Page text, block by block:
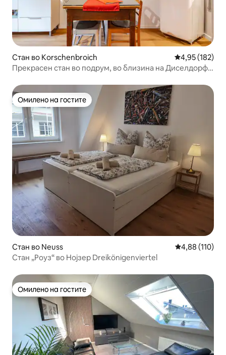
Стан во Korschenbroich Просечна
4,95 (182)
Прекрасен стан во подрум, во близина на Диселдорф
Омилено на гостите
Омилено на гостите
Стан во Neuss Просечна
4,88 (110)
Стан „Роуз“ во Нојзер Dreikönigenviertel
Омилено на гостите
Омилено на гостите